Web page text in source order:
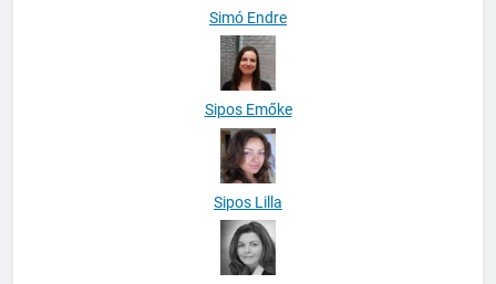
Simó Endre
Sipos Emőke
Sipos Lilla